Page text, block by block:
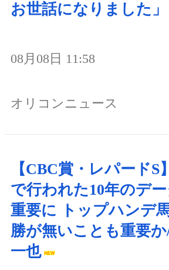
お世話になりました」
08月08日 11:58
オリコンニュース
【CBC賞・レパードS
で行われた10年のデ
重要に トップハンデ
勝が無いことも重要か
一也